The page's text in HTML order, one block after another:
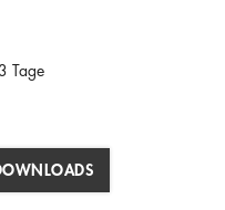
Tage